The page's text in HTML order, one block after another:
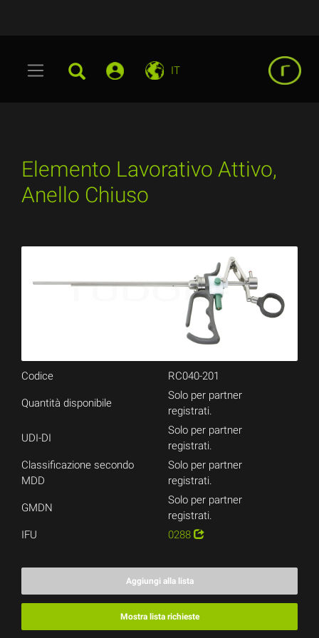
IT
Elemento Lavorativo Attivo,
Anello Chiuso
Codice RC040-201
Quantità disponibile
Solo per partner
registrati.
UDI-DI
Solo per partner
registrati.
Classificazione secondo
MDD
Solo per partner
registrati.
GMDN
Solo per partner
registrati.
IFU
0288
Aggiungi alla lista
Mostra lista richieste